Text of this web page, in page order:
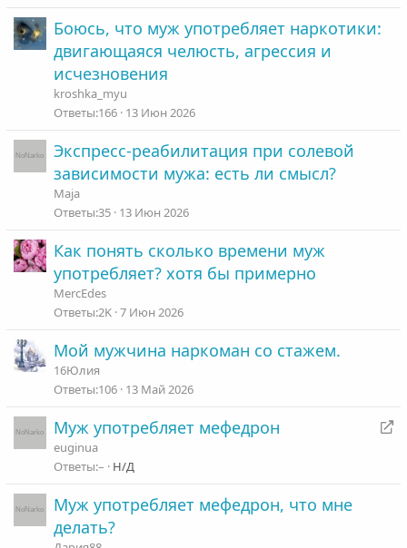
Боюсь, что муж употребляет наркотики:
двигающаяся челюсть, агрессия и
исчезновения
kroshka_myu
166 13 Июн 2026
Экспресс-реабилитация при солевой
зависимости мужа: есть ли смысл?
Maja
35 13 Июн 2026
Как понять сколько времени муж
употребляет? хотя бы примерно
MercEdes
2K 7 Июн 2026
Мой мужчина наркоман со стажем.
16Юлия
106 13 Май 2026
П
Муж употребляет мефедрон
euginua
–
Н/Д
Муж употребляет мефедрон, что мне
делать?